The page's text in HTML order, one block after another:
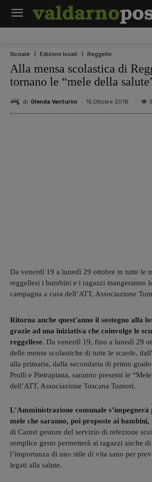
Sociale Edizioni locali Reggello
Alla mensa scolastica di
tornano le “mele della
di Glenda Venturini 15 Ottobre 2018
Da venerdì 19 a lunedì 29 ottobre in tutte le
reggellesi i bambini e i ragazzi mangeranno
campagna a cura dell’ATT, Associazione
Ritorna anche quest'anno il sostegno alla
grazie ad una iniziativa che coinvolge le
reggellese. Da venerdì 19, fino a lunedì 29
delle mense scolastiche di tutte le scuole,
alla primaria, dalla secondaria di primo
Prulli e Pietrapiana, saranno presenti le
dell’ATT, Associazione Toscana Tumori.
L’Amministrazione comunale s’impegnerà
mele che saranno, poi proposte ai bambini,
di Camst gestore del servizio di refezione
semplice gesto permetterà ai ragazzi anche
l’importanza di uno stile di vita sano per
legati alla salute.